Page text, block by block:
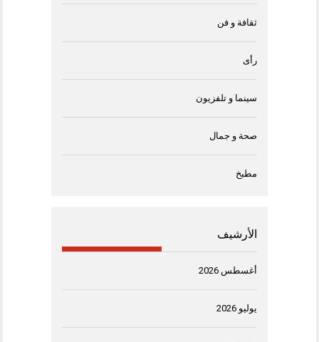
ثقافة و فن
رأى
سينما و تلفزيون
صحة و جمال
مطبخ
الأرشيف
أغسطس 2026
يوليو 2026